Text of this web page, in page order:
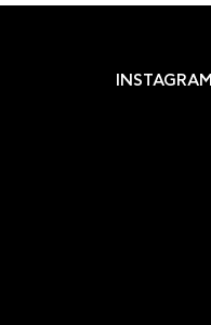
INSTAGRAM